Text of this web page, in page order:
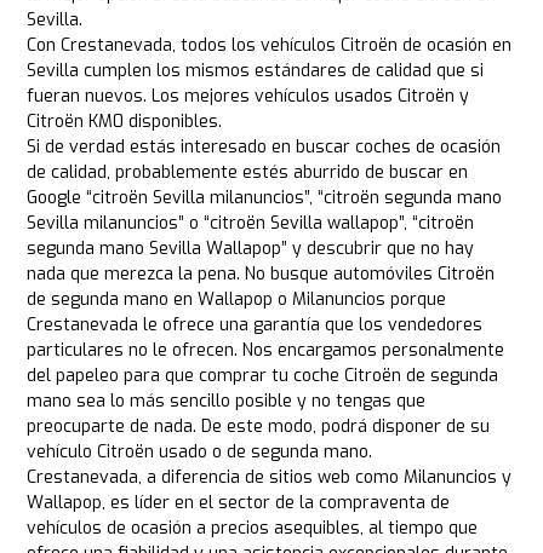
Sevilla.
Con Crestanevada, todos los vehículos Citroën de ocasión en
Sevilla cumplen los mismos estándares de calidad que si
fueran nuevos. Los mejores vehículos usados Citroën y
Citroën KM0 disponibles.
Si de verdad estás interesado en buscar coches de ocasión
de calidad, probablemente estés aburrido de buscar en
Google “citroën Sevilla milanuncios”, “citroën segunda mano
Sevilla milanuncios” o “citroën Sevilla wallapop”, “citroën
segunda mano Sevilla Wallapop” y descubrir que no hay
nada que merezca la pena. No busque automóviles Citroën
de segunda mano en Wallapop o Milanuncios porque
Crestanevada le ofrece una garantía que los vendedores
particulares no le ofrecen. Nos encargamos personalmente
del papeleo para que comprar tu coche Citroën de segunda
mano sea lo más sencillo posible y no tengas que
preocuparte de nada. De este modo, podrá disponer de su
vehículo Citroën usado o de segunda mano.
Crestanevada, a diferencia de sitios web como Milanuncios y
Wallapop, es líder en el sector de la compraventa de
vehículos de ocasión a precios asequibles, al tiempo que